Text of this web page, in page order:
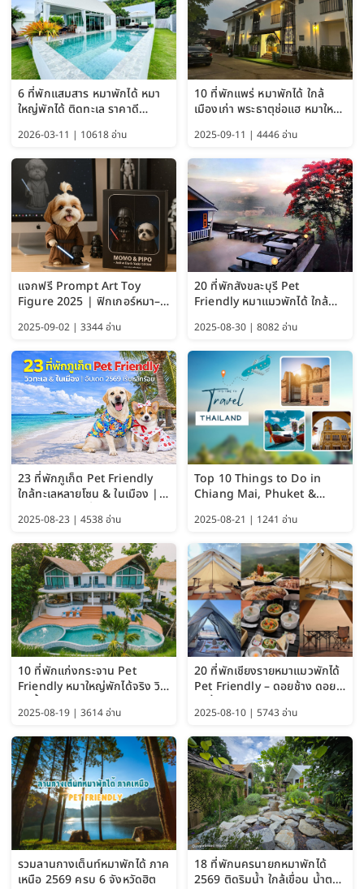
6 ที่พักแสมสาร หมาพักได้ หมา
ใหญ่พักได้ ติดทะเล ราคาดี
2026-03-11 | 10618 อ่าน
10 ที่พักแพร่ หมาพักได้ ใกล้
เมืองเก่า พระธาตุช่อแฮ หมาใหญ่
2025-09-11 | 4446 อ่าน
แจกฟรี Prompt Art Toy
Figure 2025 | ฟิกเกอร์หมา–
ChatGPT และ Gemini
2025-09-02 | 3344 อ่าน
20 ที่พักสังขละบุรี Pet
Friendly หมาแมวพักได้ ใกล้
2025-08-30 | 8082 อ่าน
23 ที่พักภูเก็ต Pet Friendly
ใกล้ทะเลหลายโซน & ในเมือง |
อัปเดต 2569 เริ่มหลักร้อย
2025-08-23 | 4538 อ่าน
Top 10 Things to Do in
Chiang Mai, Phuket &
Pattaya (Thailand Travel
Guide 2025)
2025-08-21 | 1241 อ่าน
10 ที่พักแก่งกระจาน Pet
Friendly หมาใหญ่พักได้จริง วิว
2025-08-19 | 3614 อ่าน
20 ที่พักเชียงรายหมาแมวพักได้
Pet Friendly – ดอยช้าง ดอย
2025-08-10 | 5743 อ่าน
รวมลานกางเต็นท์หมาพักได้ ภาค
เหนือ 2569 ครบ 6 จังหวัดฮิต
18 ที่พักนครนายกหมาพักได้
2569 ติดริมน้ำ ใกล้เขื่อน น้ำตก